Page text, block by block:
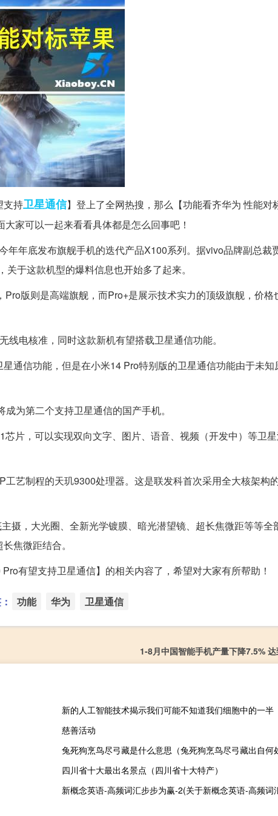
支持卫星通信】登上了全网热搜，那么【功能看齐华为 性能对
家可以一起来看看具体都是怎么回事吧！
年底发布旗舰手机的迭代产品X100系列。据vivo品牌副总裁
于这款机型的爆料信息也开始多了起来。
版则是高端旗舰，而Pro+是展示技术实力的顶级旗舰，价格
电核准，同时这款新机有望搭载卫星通信功能。
通信功能，但是在小米14 Pro特别版的卫星通信功能由于未知
为第二个支持卫星通信的国产手机。
片，可以实现双向文字、图片、语音、视频（开发中）等卫星
艺制程的天玑9300处理器。这是联发科首次采用全大核架构
摄，大光圈、全新光学镀膜、暗光潜望镜、超长焦微距等等全
焦微距结合。
有望支持卫星通信】的相关内容了，希望对大家有所帮助！
功能 华为 卫星通信
1-8月中国智能手机产量下降7.5%
新的人工智能技术揭示我们可能不知道我们细胞中的一半
慈善活动
兔死狗烹鸟尽弓藏是什么意思（兔死狗烹鸟尽弓藏出自何
四川省十大最出名景点（四川省十大特产）